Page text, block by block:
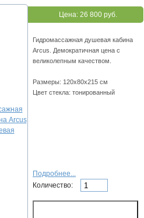
Цена: 26 800 руб.
Гидромассажная душевая кабина
Arcus. Демократичная цена с
великолепным качеством.
Размеры: 120х80х215 см
Цвет стекла: тонированный
Подробнее...
Количество: